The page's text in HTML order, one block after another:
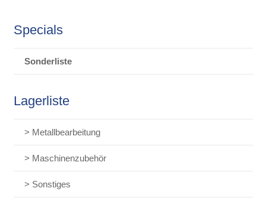
Specials
Sonderliste
Lagerliste
> Metallbearbeitung
> Maschinenzubehör
> Sonstiges